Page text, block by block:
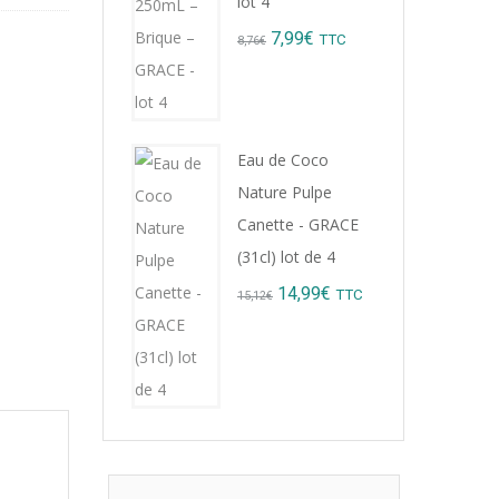
8,76€ Original
7,99€ Current
TTC
Eau de Coco
Nature Pulpe
Canette - GRACE
(31cl) lot de 4
15,12€ Original
14,99€ Current
TTC